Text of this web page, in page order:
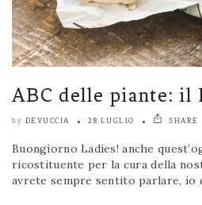
ABC delle piante:
by DEVUCCIA 28 LUGLIO SHARE
Buongiorno Ladies! anche
ricostituente per la cura della
avrete sempre sentito parlare, io